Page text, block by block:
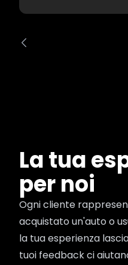
La tua
per noi
Ogni cliente
acquistato un'auto o
la tua esperienza
tuoi feedback ci